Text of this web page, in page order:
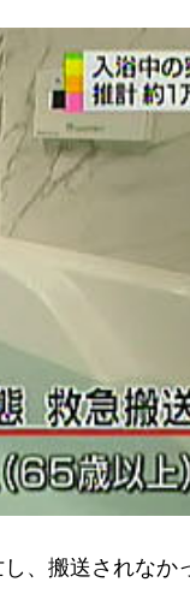
、搬送されなか